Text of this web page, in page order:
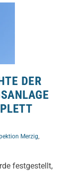
DER
U
BE
Merzig
festgestellt,